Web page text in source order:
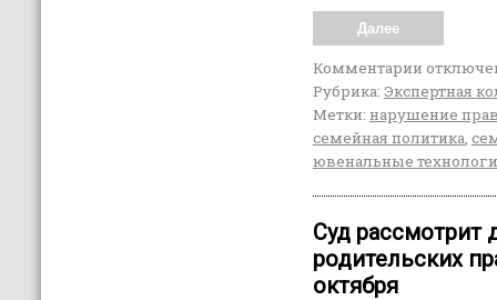
Далее
Комментарии
Рубрика: Экспертная
Метки: нарушение
семейная политика,
ювенальные
Суд рассмотрит
родительских
октября